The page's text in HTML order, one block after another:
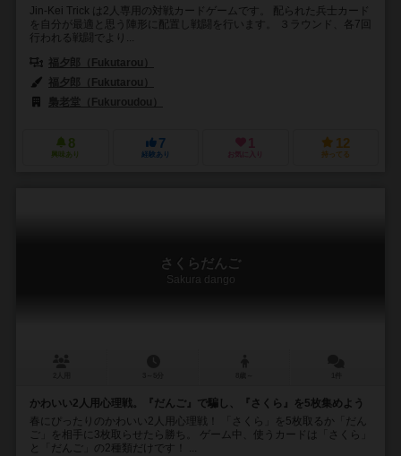
Jin-Kei Trick は2人専用の対戦カードゲームです。 配られた兵士カード
を自分が最適と思う陣形に配置し戦闘を行います。 ３ラウンド、各7回
行われる戦闘でより...
福夕郎（Fukutarou）
福夕郎（Fukutarou）
梟老堂（Fukuroudou）
8
興味あり
7
経験あり
1
お気に入り
12
持ってる
さくらだんご
Sakura dango
かわいい2人用心理戦。『だんご』で騙し、『さくら』を5枚集めよう
春にぴったりのかわいい2人用心理戦！ 「さくら」を5枚取るか「だん
ご」を相手に3枚取らせたら勝ち。 ゲーム中、使うカードは「さくら」
と「だんご」の2種類だけです！ ...